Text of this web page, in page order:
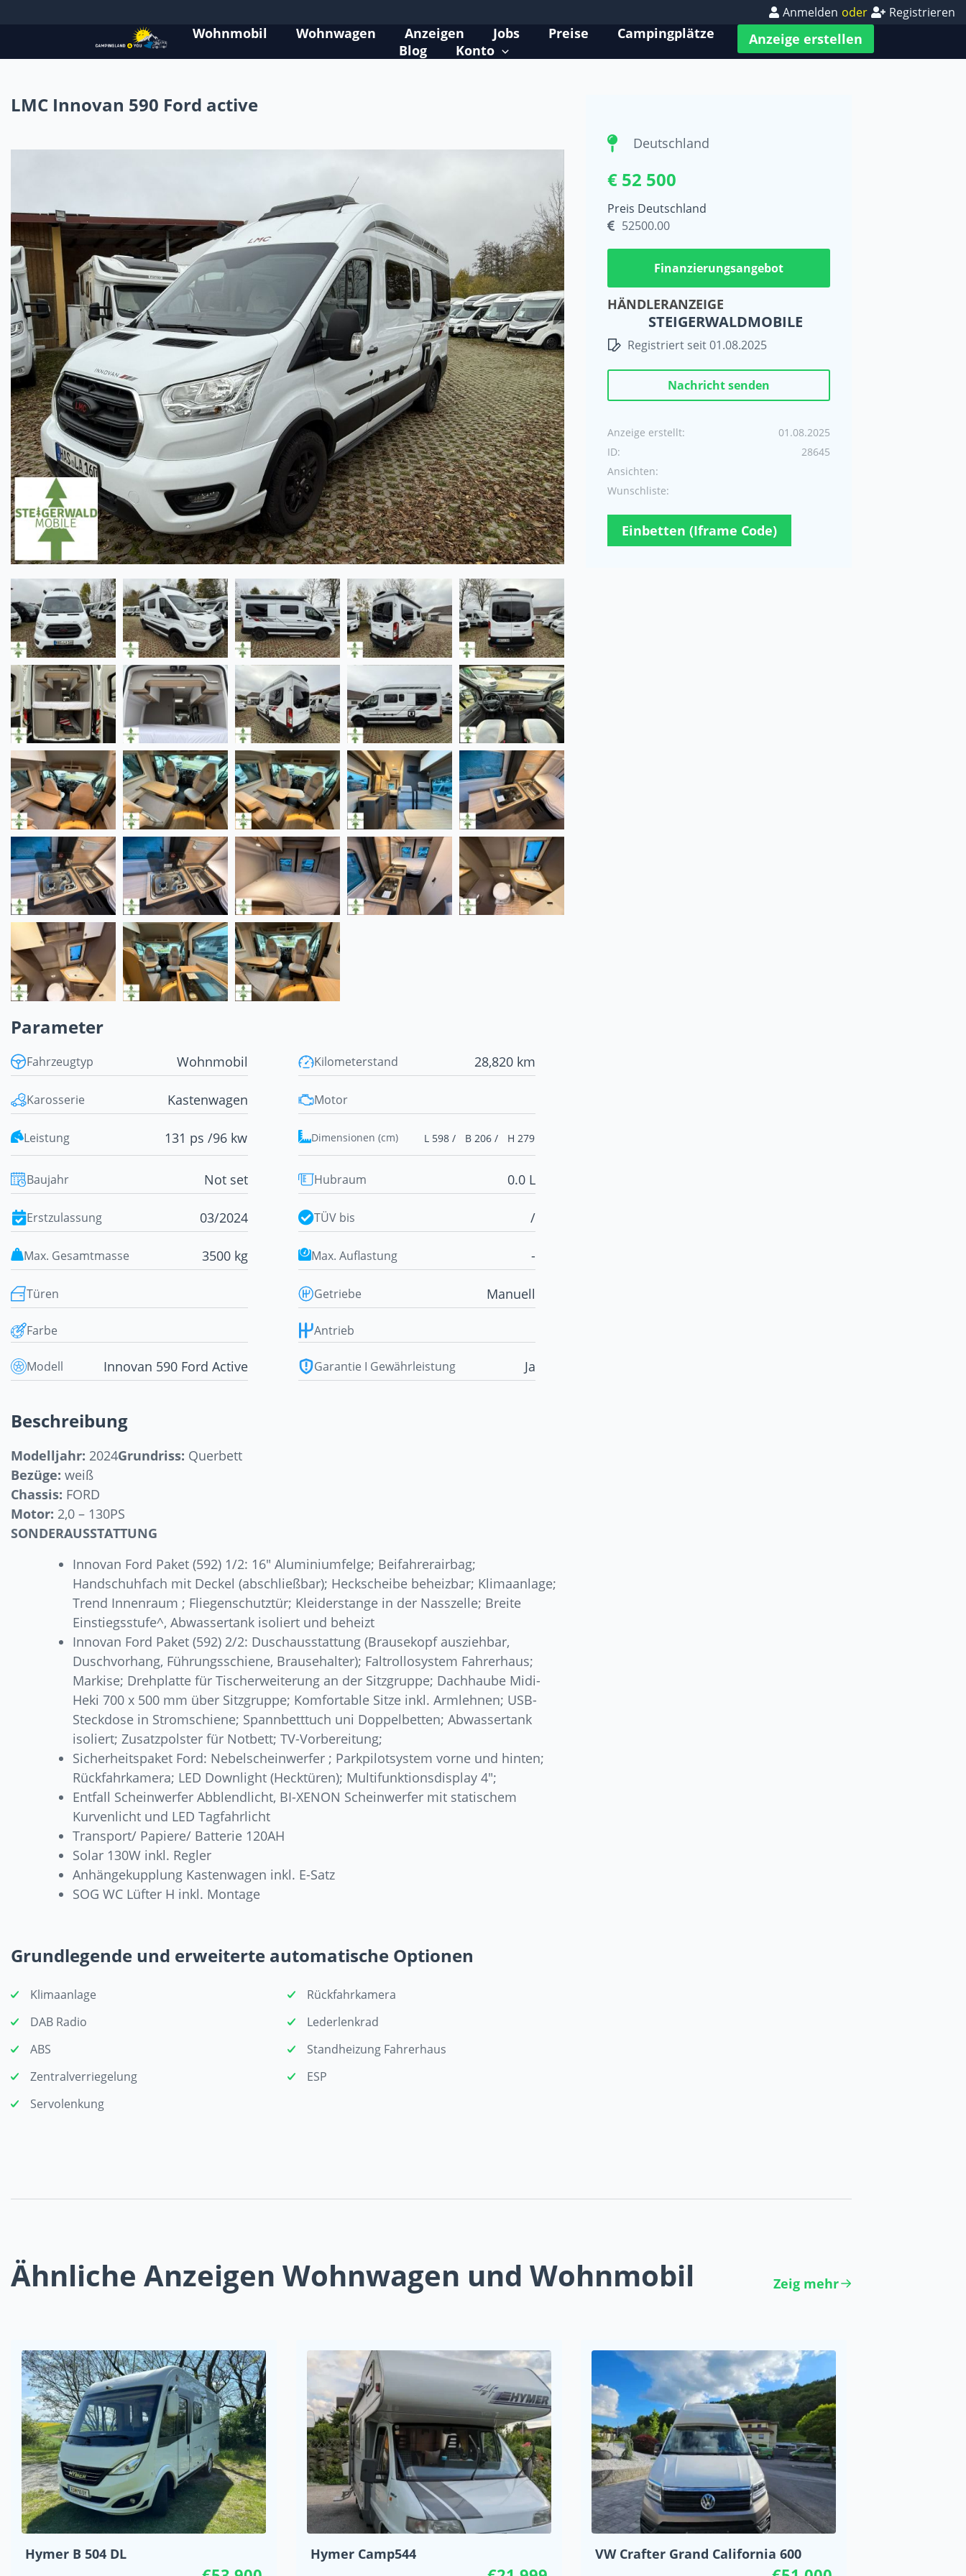
Anmelden oder Registrieren
Wohnmobil Wohnwagen Anzeigen Jobs Preise
Campingplätze
Blog
Konto
Anzeige erstellen
LMC Innovan 590 Ford active
Parameter
Fahrzeugtyp Wohnmobil Kilometerstand 28,820 km
Karosserie Kastenwagen Motor
Leistung 131 ps /96 kw Dimensionen (cm) L 598 / B 206 / H 279
Baujahr Not set Hubraum 0.0 L
Erstzulassung 03/2024 TÜV bis /
Max. Gesamtmasse 3500 kg Max. Auflastung -
Türen Getriebe Manuell
Farbe Antrieb
Modell Innovan 590 Ford Active Garantie I Gewährleistung Ja
Beschreibung
Modelljahr: 2024Grundriss: Querbett
Bezüge: weiß
Chassis: FORD
Motor: 2,0 – 130PS
SONDERAUSSTATTUNG
Innovan Ford Paket (592) 1/2: 16″ Aluminiumfelge; Beifahrerairbag;
Handschuhfach mit Deckel (abschließbar); Heckscheibe beheizbar; Klimaanlage;
Trend Innenraum ; Fliegenschutztür; Kleiderstange in der Nasszelle; Breite
Einstiegsstufe^, Abwassertank isoliert und beheizt
Innovan Ford Paket (592) 2/2: Duschausstattung (Brausekopf ausziehbar,
Duschvorhang, Führungsschiene, Brausehalter); Faltrollosystem Fahrerhaus;
Markise; Drehplatte für Tischerweiterung an der Sitzgruppe; Dachhaube Midi-
Heki 700 x 500 mm über Sitzgruppe; Komfortable Sitze inkl. Armlehnen; USB-
Steckdose in Stromschiene; Spannbetttuch uni Doppelbetten; Abwassertank
isoliert; Zusatzpolster für Notbett; TV-Vorbereitung;
Sicherheitspaket Ford: Nebelscheinwerfer ; Parkpilotsystem vorne und hinten;
Rückfahrkamera; LED Downlight (Hecktüren); Multifunktionsdisplay 4″;
Entfall Scheinwerfer Abblendlicht, BI-XENON Scheinwerfer mit statischem
Kurvenlicht und LED Tagfahrlicht
Transport/ Papiere/ Batterie 120AH
Solar 130W inkl. Regler
Anhängekupplung Kastenwagen inkl. E-Satz
SOG WC Lüfter H inkl. Montage
Grundlegende und erweiterte automatische Optionen
Klimaanlage
Rückfahrkamera
DAB Radio
Lederlenkrad
ABS
Standheizung Fahrerhaus
Zentralverriegelung
ESP
Servolenkung
Deutschland
€ 52 500
Preis Deutschland
52500.00
Finanzierungsangebot
HÄNDLERANZEIGE
STEIGERWALDMOBILE
Registriert seit 01.08.2025
Nachricht senden
Anzeige erstellt:
01.08.2025
ID:
28645
Ansichten:
Wunschliste:
Einbetten (Iframe Code)
Ähnliche Anzeigen Wohnwagen und Wohnmobil Zeig mehr
Hymer B 504 DL Hymer Camp544 VW Crafter Grand California 600